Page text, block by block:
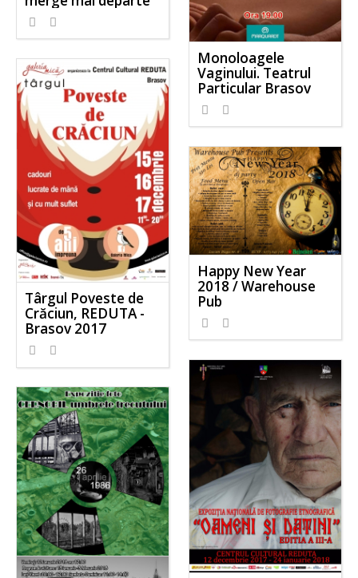
Monoloagele
Vaginului. Teatrul
Particular Brasov
Târgul Poveste de
Crăciun, REDUTA -
Brasov 2017
Happy New Year
2018 / Warehouse
Pub